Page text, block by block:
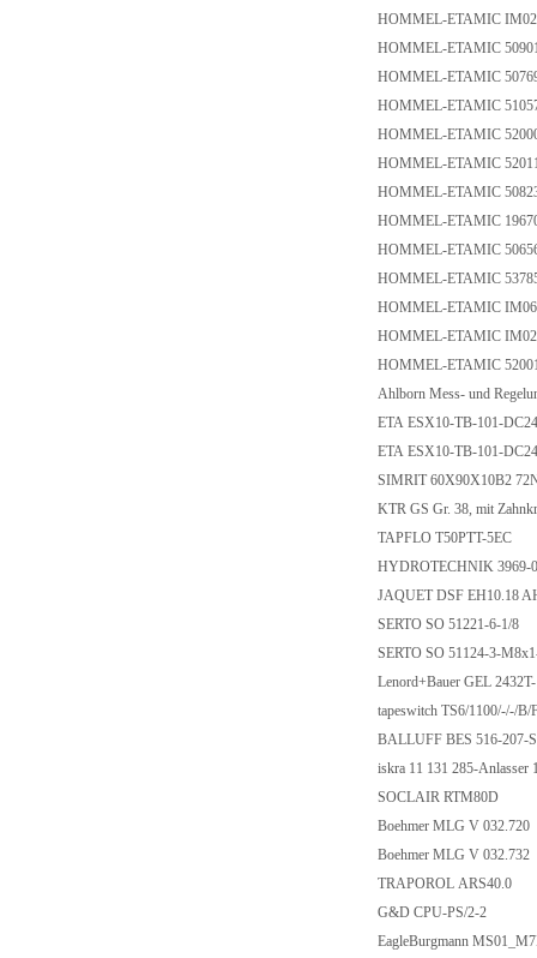
HOMMEL-ETAMIC
HOMMEL-ETAMIC
HOMMEL-ETAMIC
HOMMEL-ETAMIC
HOMMEL-ETAMIC
HOMMEL-ETAMIC
HOMMEL-ETAMIC
HOMMEL-ETAMIC
HOMMEL-ETAMIC
HOMMEL-ETAMIC
HOMMEL-ETAMIC
HOMMEL-ETAMIC
HOMMEL-ETAMIC
Ahlborn Mess- und
ETA ESX10-TB-101-
ETA ESX10-TB-101-
SIMRIT 60X90X10B2
KTR GS Gr. 38, mit
TAPFLO T50PTT-5EC
HYDROTECHNIK 3969-
JAQUET DSF EH10.18
SERTO SO 51221-6-1/8
SERTO SO 51124-3-
Lenord+Bauer GEL
tapeswitch TS6/1100/-/-/
BALLUFF BES 516-207-
iskra 11 131 285-Anlasser
SOCLAIR RTM80D
Boehmer MLG V 032.720
Boehmer MLG V 032.732
TRAPOROL ARS40.0
G&D CPU-PS/2-2
EagleBurgmann